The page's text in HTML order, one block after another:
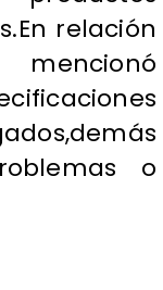
relación
o